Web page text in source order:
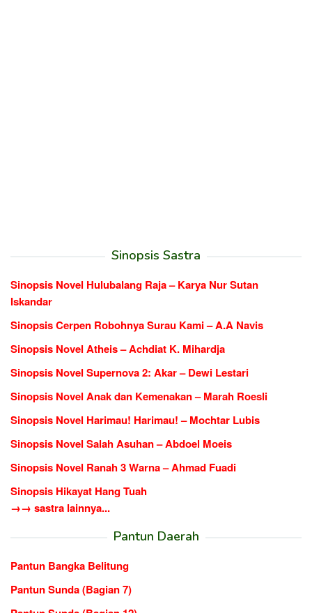
Sinopsis Sastra
Sinopsis Novel Hulubalang Raja – Karya Nur Sutan
Iskandar
Sinopsis Cerpen Robohnya Surau Kami – A.A Navis
Sinopsis Novel Atheis – Achdiat K. Mihardja
Sinopsis Novel Supernova 2: Akar – Dewi Lestari
Sinopsis Novel Anak dan Kemenakan – Marah Roesli
Sinopsis Novel Harimau! Harimau! – Mochtar Lubis
Sinopsis Novel Salah Asuhan – Abdoel Moeis
Sinopsis Novel Ranah 3 Warna – Ahmad Fuadi
Sinopsis Hikayat Hang Tuah
→→ sastra lainnya...
Pantun Daerah
Pantun Bangka Belitung
Pantun Sunda (Bagian 7)